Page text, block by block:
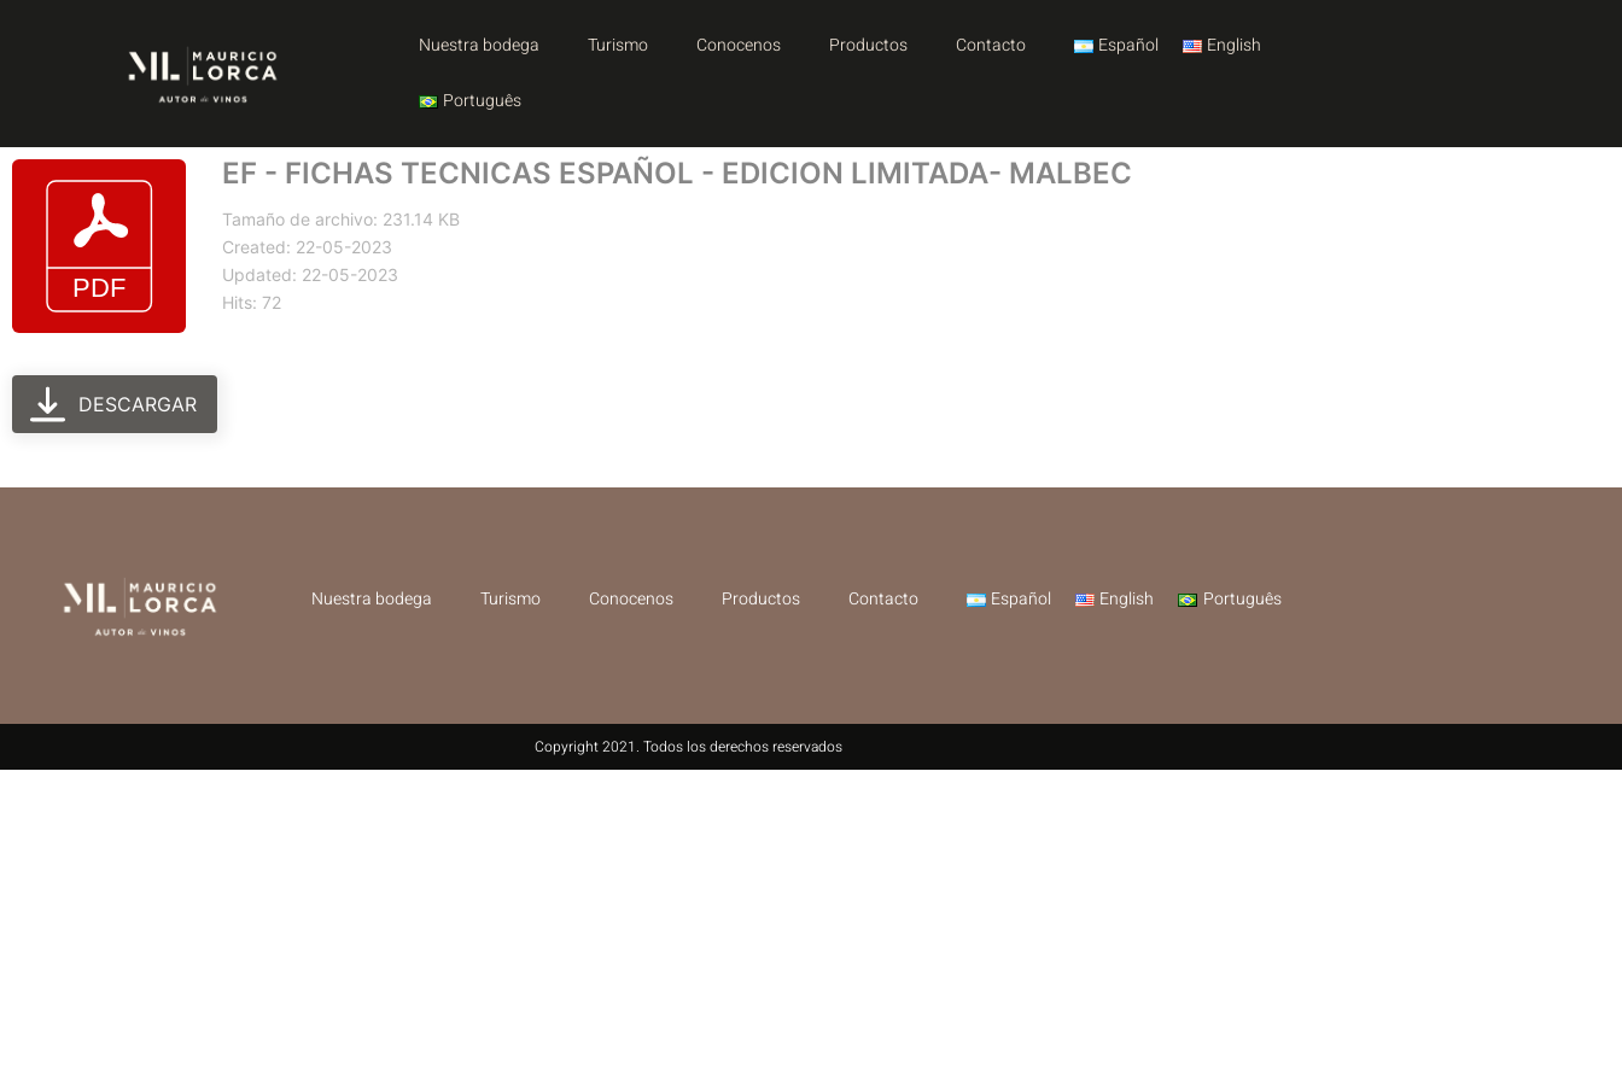
Nuestra bodega Turismo Conocenos Productos Contacto Español English
Português
EF - FICHAS TECNICAS ESPAÑOL - EDICION LIMITADA- MALBEC
Tamaño de archivo: 231.14 KB
Created: 22-05-2023
Updated: 22-05-2023
Hits: 72
DESCARGAR
Nuestra bodega Turismo Conocenos Productos Contacto Español English Português
Copyright 2021. Todos los derechos reservados